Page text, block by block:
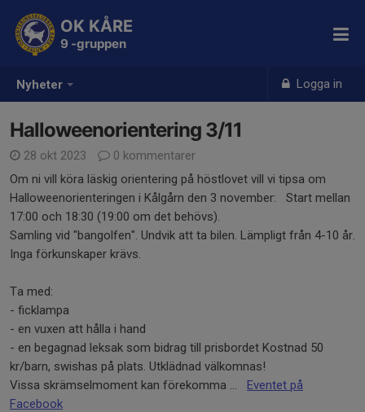
Nyheter Logga in
OK KÅRE
9 -gruppen
Halloweenorientering 3/11
28 okt 2023
0 kommentarer
Om ni vill köra läskig orientering på höstlovet vill vi tipsa om
Halloweenorienteringen i Kålgårn den 3 november: Start mellan
17:00 och 18:30 (19:00 om det behövs).
Samling vid "bangolfen". Undvik att ta bilen. Lämpligt från 4-10 år.
Inga förkunskaper krävs.
Ta med:
- ficklampa
- en vuxen att hålla i hand
- en begagnad leksak som bidrag till prisbordet Kostnad 50
kr/barn, swishas på plats. Utklädnad välkomnas!
Vissa skrämselmoment kan förekomma ... Eventet på
Facebook